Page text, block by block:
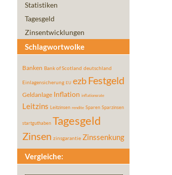
Statistiken
Tagesgeld
Zinsentwicklungen
Schlagwortwolke
Banken Bank of Scotland deutschland
Einlagensicherung EU ezbFestgeld
Geldanlage Inflation inflationsrate
Leitzins Leitzinsen rendite Sparen Sparzinsen
startguthaben Tagesgeld
Zinsen zinsgarantie Zinssenkung
Vergleiche: